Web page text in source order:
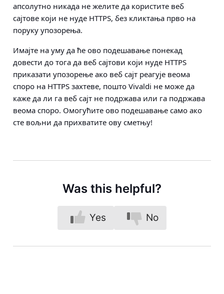
апсолутно никада не желите да користите веб
сајтове који не нуде HTTPS, без кликтања прво на
поруку упозорења.
Имајте на уму да ће ово подешавање понекад
довести до тога да веб сајтови који нуде HTTPS
приказати упозорење ако веб сајт реагује веома
споро на HTTPS захтеве, пошто Vivaldi не може да
каже да ли га веб сајт не подржава или га подржава
веома споро. Омогућите ово подешавање само ако
сте вољни да прихватите ову сметњу!
Was this helpful?
Yes No